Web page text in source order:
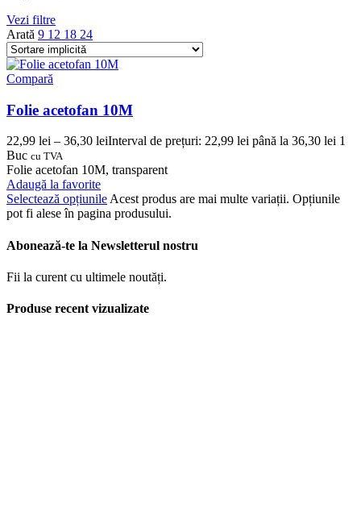
Vezi filtre
Arată 9 12 18 24
Compară
Folie acetofan 10M
22,99 lei – 36,30 leiInterval de prețuri: 22,99 lei până la 36,30 lei 1
Buc cu TVA
Folie acetofan 10M, transparent
Adaugă la favorite
Selectează opțiunile Acest produs are mai multe variații. Opțiunile
pot fi alese în pagina produsului.
Abonează-te la Newsletterul nostru
Fii la curent cu ultimele noutăți.
Produse recent vizualizate